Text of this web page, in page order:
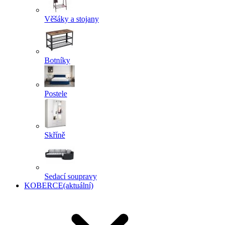
Věšáky a stojany
Botníky
Postele
Skříně
Sedací soupravy
KOBERCE(aktuální)